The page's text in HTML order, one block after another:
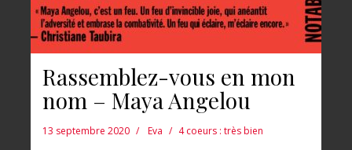
Rassemblez-vous en mon
nom – Maya Angelou
13 septembre 2020 Eva 4 coeurs : très bien